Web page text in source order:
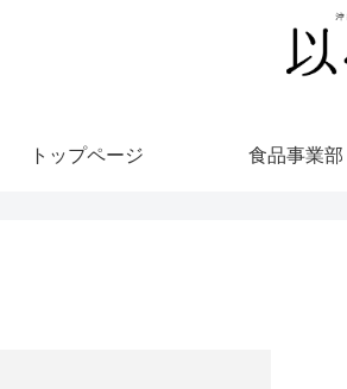
トップページ 食品事業部